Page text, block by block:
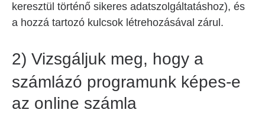
keresztül történő sikeres adatszolgáltatáshoz), és
a hozzá tartozó kulcsok létrehozásával zárul.
2) Vizsgáljuk meg, hogy a
számlázó programunk képes-e
az online számla